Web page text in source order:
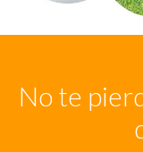
No te